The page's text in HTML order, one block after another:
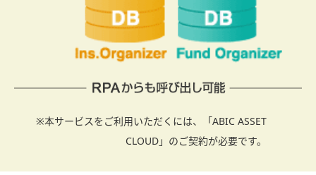
※本サービスをご利用いただくには、「ABIC ASSET
CLOUD」のご契約が必要です。